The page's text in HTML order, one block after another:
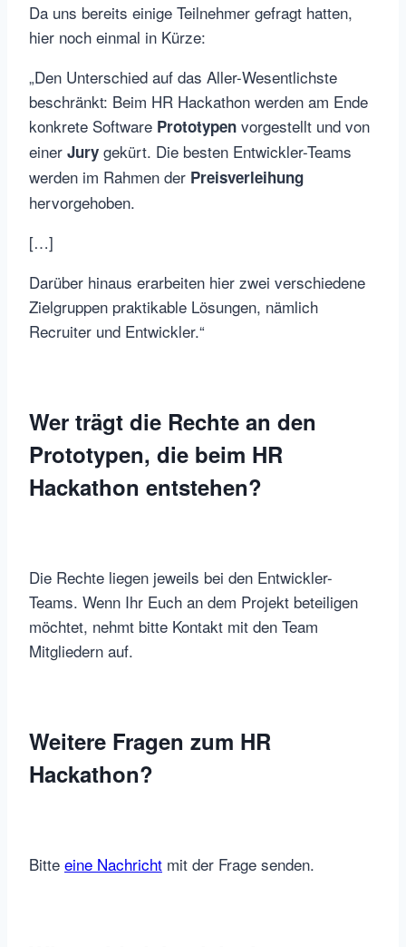
Da uns bereits einige Teilnehmer gefragt hatten,
hier noch einmal in Kürze:
„Den Unterschied auf das Aller-Wesentlichste
beschränkt: Beim HR Hackathon werden am Ende
konkrete Software Prototypen vorgestellt und von
einer Jury gekürt. Die besten Entwickler-Teams
werden im Rahmen der Preisverleihung
hervorgehoben.
[…]
Darüber hinaus erarbeiten hier zwei verschiedene
Zielgruppen praktikable Lösungen, nämlich
Recruiter und Entwickler.“
Wer trägt die Rechte an den
Prototypen, die beim HR
Hackathon entstehen?
Die Rechte liegen jeweils bei den Entwickler-
Teams. Wenn Ihr Euch an dem Projekt beteiligen
möchtet, nehmt bitte Kontakt mit den Team
Mitgliedern auf.
Weitere Fragen zum HR
Hackathon?
Bitte eine Nachricht mit der Frage senden.